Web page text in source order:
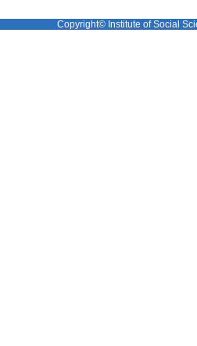
Copyright© Institute of Social